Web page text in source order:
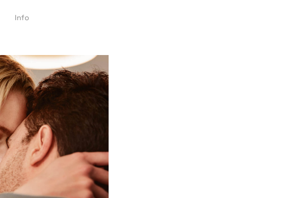
Info